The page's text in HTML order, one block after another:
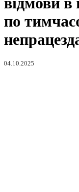
по
04.10.2025